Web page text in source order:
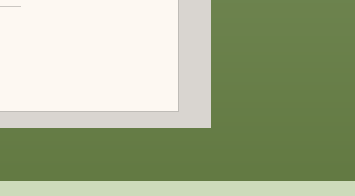
en Sologne